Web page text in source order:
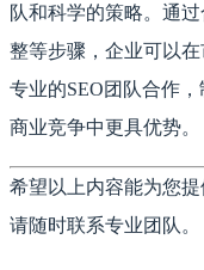
队和科学的策略。通
整等步骤，企业可以
专业的SEO团队合作
商业竞争中更具优势。
希望以上内容能为您
请随时联系专业团队。